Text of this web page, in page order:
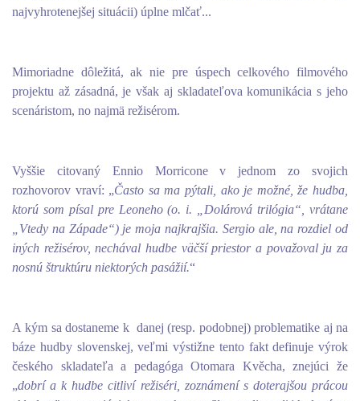
najvyhrotenejšej situácii) úplne mlčať...
Mimoriadne dôležitá, ak nie pre úspech celkového filmového
projektu až zásadná, je však aj skladateľova komunikácia s jeho
scenáristom, no najmä režisérom.
Vyššie citovaný Ennio Morricone v jednom zo svojich
rozhovorov vraví: „Často sa ma pýtali, ako je možné, že hudba,
ktorú som písal pre Leoneho (o. i. „Dolárová trilógia“, vrátane
„Vtedy na Západe“) je moja najkrajšia. Sergio ale, na rozdiel od
iných režisérov, nechával hudbe väčší priestor a považoval ju za
nosnú štruktúru niektorých pasážií.“
A kým sa dostaneme k danej (resp. podobnej) problematike aj na
báze hudby slovenskej, veľmi výstižne tento fakt definuje výrok
českého skladateľa a pedagóga Otomara Kvěcha, znejúci že
„dobrí a k hudbe citliví režiséri, zoznámení s doterajšou prácou